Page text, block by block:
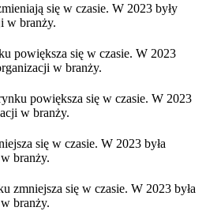
się w czasie. W 2023 były
w branży.
powiększa się w czasie. W 2023
w branży.
powiększa się w czasie. W 2023
w branży.
się w czasie. W 2023 była
branży.
zmniejsza się w czasie. W 2023 była
branży.